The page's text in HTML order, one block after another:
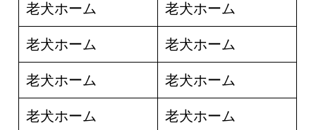
老犬ホーム 老犬ホーム
老犬ホーム 老犬ホーム
老犬ホーム 老犬ホーム
老犬ホーム 老犬ホーム